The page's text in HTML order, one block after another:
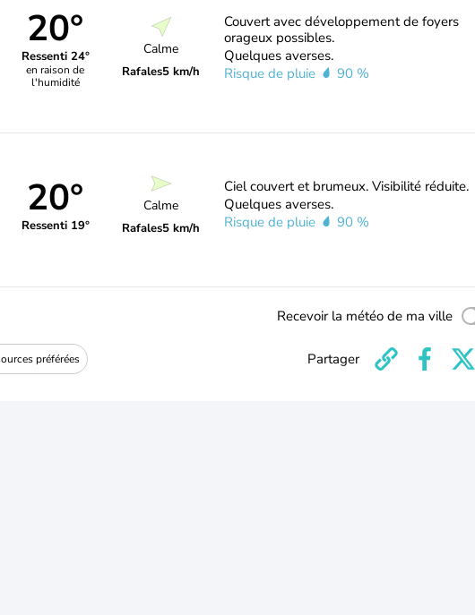
20°
Ressenti 24°
en raison de
l'humidité
Calme
Rafales5 km/h
Couvert avec développement de foyers
orageux possibles.
Quelques averses.
Risque de pluie
90 %
20°
Ressenti 19°
Calme
Rafales5 km/h
Ciel couvert et brumeux. Visibilité réduite.
Quelques averses.
Risque de pluie
90 %
Recevoir la météo de ma ville
préférées Partager